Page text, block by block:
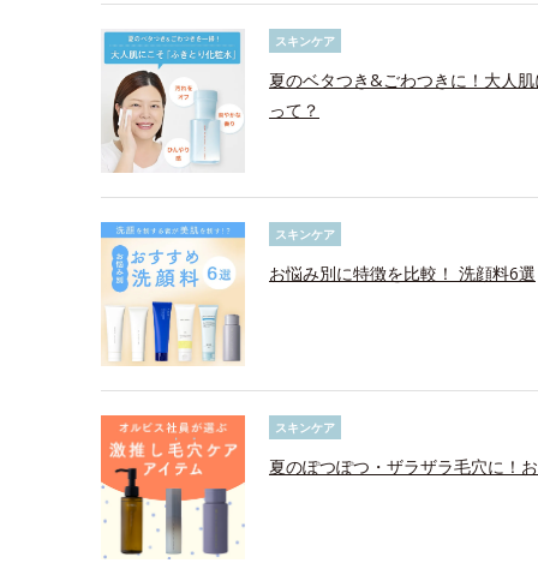
スキンケア
夏のベタつき&ごわつきに！大人
って？
スキンケア
お悩み別に特徴を比較！ 洗顔料6選
スキンケア
夏のぽつぽつ・ザラザラ毛穴に！